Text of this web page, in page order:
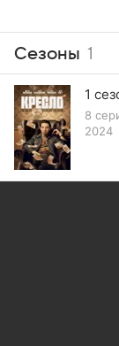
Сезоны 1
1
8
2024